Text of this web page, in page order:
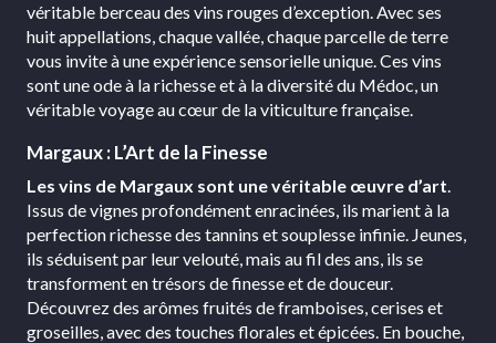
véritable berceau des vins rouges d’exception. Avec ses
huit appellations, chaque vallée, chaque parcelle de terre
vous invite à une expérience sensorielle unique. Ces vins
sont une ode à la richesse et à la diversité du Médoc, un
véritable voyage au cœur de la viticulture française.
Margaux : L’Art de la Finesse
Les vins de Margaux sont une véritable œuvre d’art.
Issus de vignes profondément enracinées, ils marient à la
perfection richesse des tannins et souplesse infinie. Jeunes,
ils séduisent par leur velouté, mais au fil des ans, ils se
transforment en trésors de finesse et de douceur.
Découvrez des arômes fruités de framboises, cerises et
groseilles, avec des touches florales et épicées. En bouche,